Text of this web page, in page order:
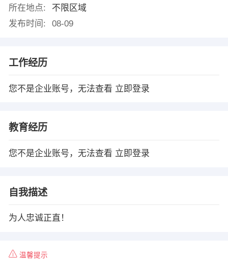
所在地点:
不限区域
发布时间:
08-09
工作经历
您不是企业账号，无法查看 立即登录
教育经历
您不是企业账号，无法查看 立即登录
自我描述
为人忠诚正直！
温馨提示